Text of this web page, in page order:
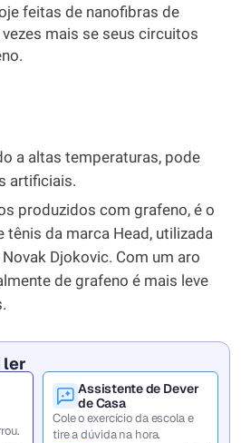
feitas de nanofibras de
mais se seus circuitos
a altas temperaturas, pode
artificiais.
produzidos com grafeno, é o
tênis da marca Head, utilizada
Djokovic. Com um aro
de grafeno é mais leve
ler
Assistente de Dever
de Casa
Cole o exercício da escola e
tire a dúvida na hora.